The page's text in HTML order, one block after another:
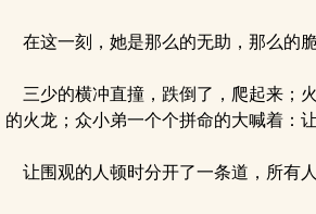
在这一刻，她是那么的无助，那么的
三少的横冲直撞，跌倒了，爬起来；
的火龙；众小弟一个个拼命的大喊着：
让围观的人顿时分开了一条道，所有